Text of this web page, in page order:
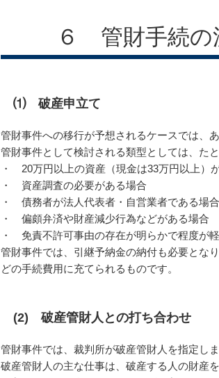
６ 管財手続の
⑴ 破産申立て
管財事件への移行が予想されるケースでは、
管財事件として検討される類型としては、た
・ 20万円以上の資産（現金は33万円以上）
・ 資産調査の必要がある場合
・ 債務者が法人代表者・自営業者である場合
・ 偏頗弁済や財産減少行為などがある場合
・ 免責不許可事由の存在が明らかで程度が
管財事件では、引継予納金の納付も必要とな
どの手続費用に充てられるものです。
(2) 破産管財人との打ち合わせ
管財事件では、裁判所が破産管財人を指定しま
破産管財人の主な仕事は、破産する人の財産